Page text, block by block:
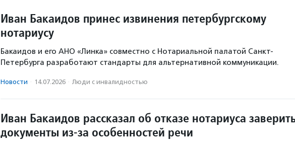
Иван Бакаидов принес извинения петербургскому
нотариусу
Бакаидов и его АНО «Линка» совместно с Нотариальной палатой Санкт-
Петербурга разработают стандарты для альтернативной коммуникации.
Новости · 14.07.2026 · Люди с инвалидностью
Иван Бакаидов рассказал об отказе нотариуса
документы из-за особенностей речи